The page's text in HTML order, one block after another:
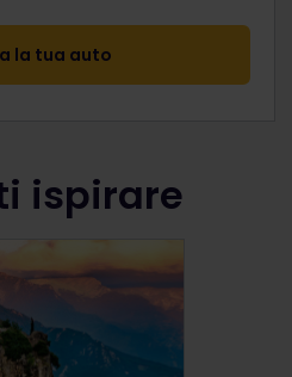
la tua auto
ispirare